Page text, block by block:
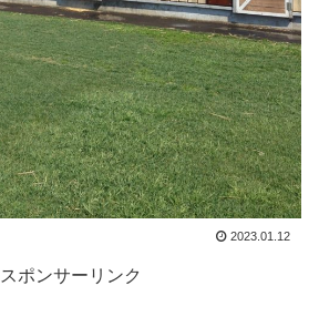
2023.01.12
スポンサーリンク